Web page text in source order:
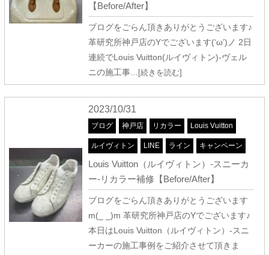
【Before/After】
ブログをごらん頂きありがとうございます♪
革研究所神戸店のYでございます(‘ω’)ノ 2日
連続でLouis Vuitton(ルイヴィトン)-ヴェル
ニの施工事…[続きを読む]
2023/10/31
ブログ 神戸店 リカラー Louis Vuitton
ルイヴィトン LINE ライン キャンペーン
Louis Vuitton（ルイヴィトン）-スニーカ
ー-リカラー補修【Before/After】
ブログをごらん頂きありがとうございます
m(_ _)m 革研究所神戸店のYでございます♪
本日はLouis Vuitton（ルイヴィトン）-スニ
ーカーの施工事例をご紹介させて頂きま